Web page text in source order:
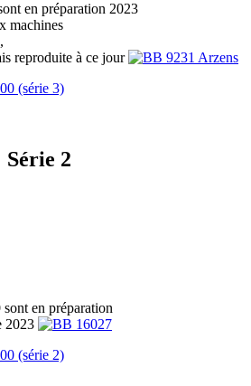
en préparation 2023
machines
reproduite à ce jour
(série 3)
Série 2
en préparation
2023
(série 2)